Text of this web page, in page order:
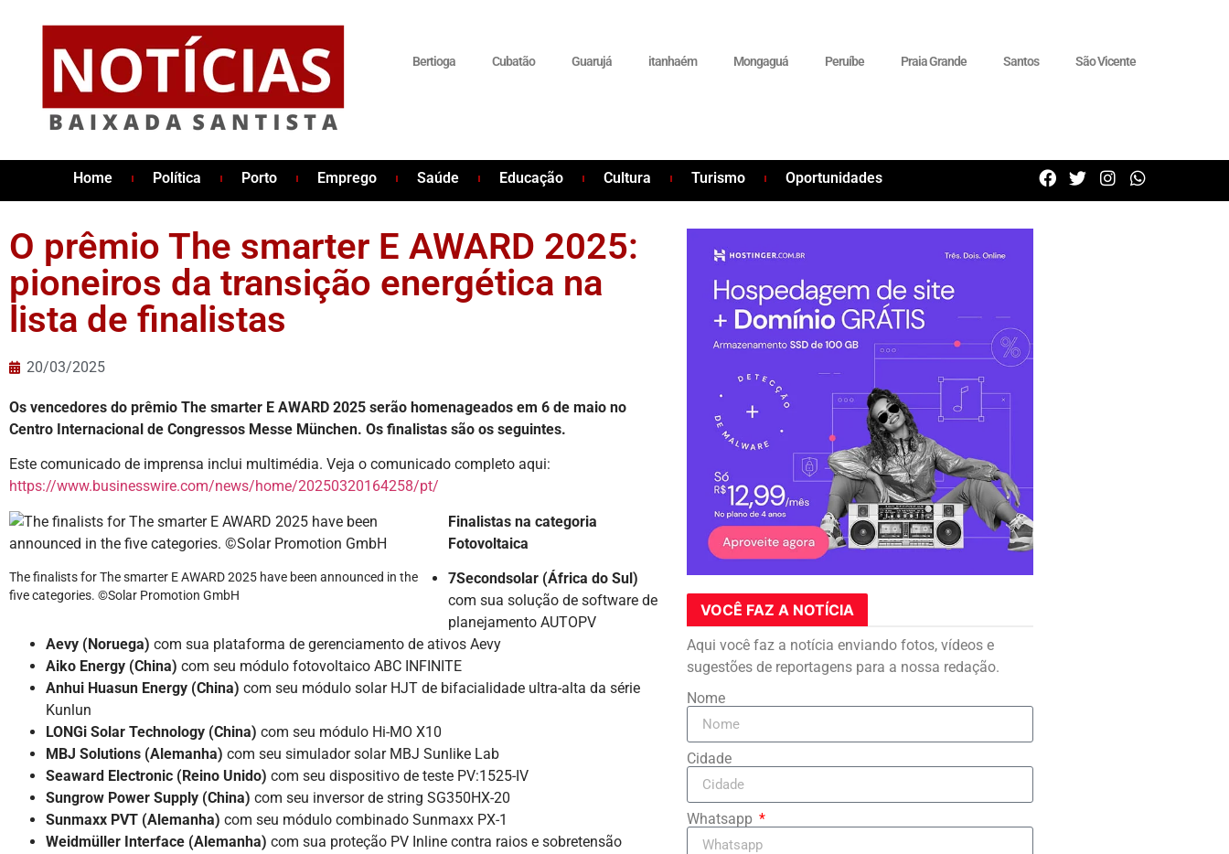
Bertioga Cubatão Guarujá itanhaém Mongaguá Peruíbe Praia Grande Santos São Vicente
Home Política Porto Emprego Saúde Educação Cultura Turismo Oportunidades
O prêmio The smarter E AWARD 2025:
pioneiros da transição energética na
lista de finalistas
20/03/2025
Os vencedores do prêmio The smarter E AWARD 2025 serão homenageados em 6 de maio no
Centro Internacional de Congressos Messe München. Os finalistas são os seguintes.
Este comunicado de imprensa inclui multimédia. Veja o comunicado completo aqui:
https://www.businesswire.com/news/home/20250320164258/pt/
The finalists for The smarter E AWARD 2025 have been announced in the
five categories. ©Solar Promotion GmbH
Finalistas na categoria
Fotovoltaica
7Secondsolar (África do Sul)
com sua solução de software de
planejamento AUTOPV
Aevy (Noruega) com sua plataforma de gerenciamento de ativos Aevy
Aiko Energy (China) com seu módulo fotovoltaico ABC INFINITE
Anhui Huasun Energy (China) com seu módulo solar HJT de bifacialidade ultra-alta da série
Kunlun
LONGi Solar Technology (China) com seu módulo Hi-MO X10
MBJ Solutions (Alemanha) com seu simulador solar MBJ Sunlike Lab
Seaward Electronic (Reino Unido) com seu dispositivo de teste PV:1525-IV
Sungrow Power Supply (China) com seu inversor de string SG350HX-20
Sunmaxx PVT (Alemanha) com seu módulo combinado Sunmaxx PX-1
Weidmüller Interface (Alemanha) com sua proteção PV Inline contra raios e sobretensão
VOCÊ FAZ A NOTÍCIA
Aqui você faz a notícia enviando fotos, vídeos e
sugestões de reportagens para a nossa redação.
Nome
Cidade
Whatsapp